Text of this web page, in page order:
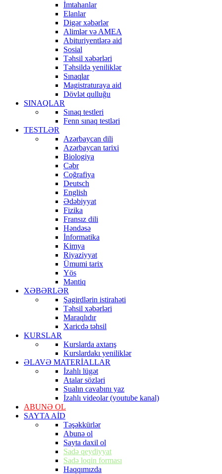
İmtahanlar
Elanlar
Digər xəbərlər
Alimlər və AMEA
Abituriyentlərə aid
Sosial
Təhsil xəbərləri
Təhsildə yeniliklər
Sınaqlar
Magistraturaya aid
Dövlət qulluğu
SINAQLAR
Sınaq testleri
Fenn sınaq testləri
TESTLƏR
Azərbaycan dili
Azərbaycan tarixi
Biologiya
Cəbr
Coğrafiya
Deutsch
English
Ədəbiyyat
Fizika
Fransız dili
Həndəsə
İnformatika
Kimya
Riyaziyyat
Ümumi tarix
Yös
Məntiq
XƏBƏRLƏR
Şagirdlərin istirahəti
Təhsil xəbərləri
Maraqlıdır
Xaricdə təhsil
KURSLAR
Kurslarda axtarış
Kurslardakı yeniliklər
ƏLAVƏ MATERİALLAR
İzahlı lügət
Atalar sözləri
Sualın cavabını yaz
İzahlı videolar (youtube kanal)
ABUNƏ OL
SAYTA AİD
Təşəkkürlər
Abunə ol
Sayta daxil ol
Sadə qeydiyyat
Sadə loqin forması
Haqqımızda